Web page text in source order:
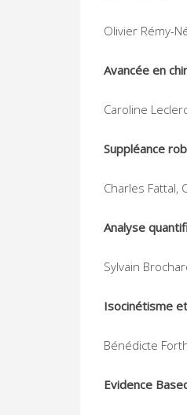
Olivier Rémy-
Avancée en
Caroline
Suppléance
Charles Fattal,
Analyse
Sylvain
Isocinétisme
Bénédicte
Evidence